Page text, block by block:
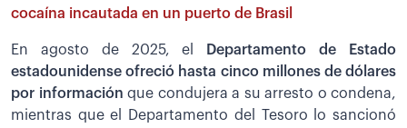
cocaína incautada en un puerto de Brasil
En agosto de 2025, el
Departamento de Estado
estadounidense ofreció hasta cinco millones de dólares
por información que condujera a su arresto o condena,
mientras que el Departamento del Tesoro lo sancionó